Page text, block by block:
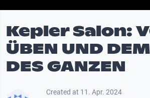
Kepler Salon:
ÜBEN UND
DES GANZEN
Created at 11. Apr. 2024